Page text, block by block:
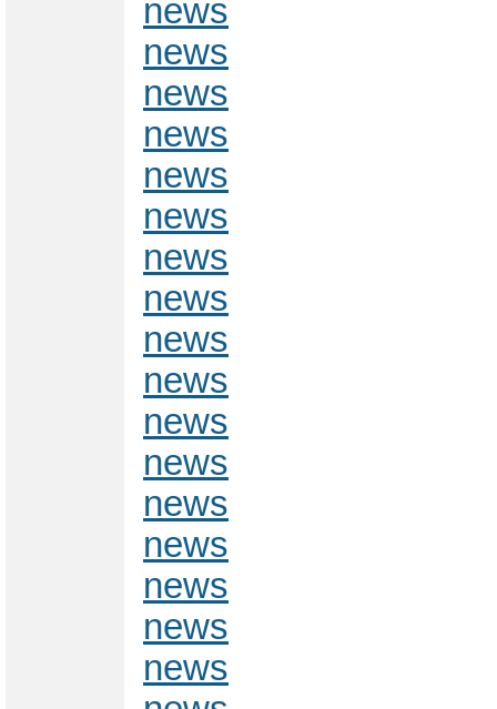
news
news
news
news
news
news
news
news
news
news
news
news
news
news
news
news
news